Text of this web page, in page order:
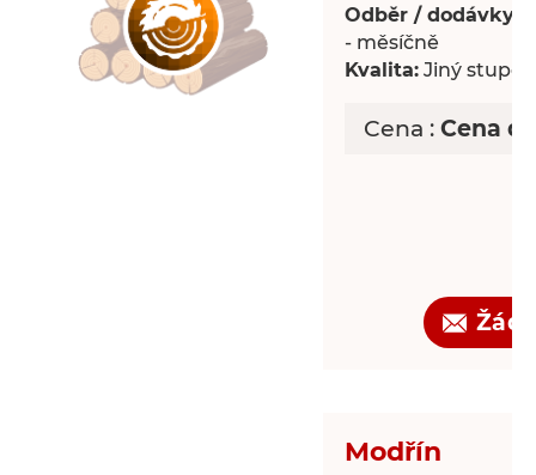
Odběr / dodávky:
- měsíčně
Kvalita: Jiný
Cena : Cena
Modřín